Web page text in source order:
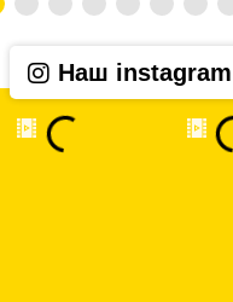
Наш instagram